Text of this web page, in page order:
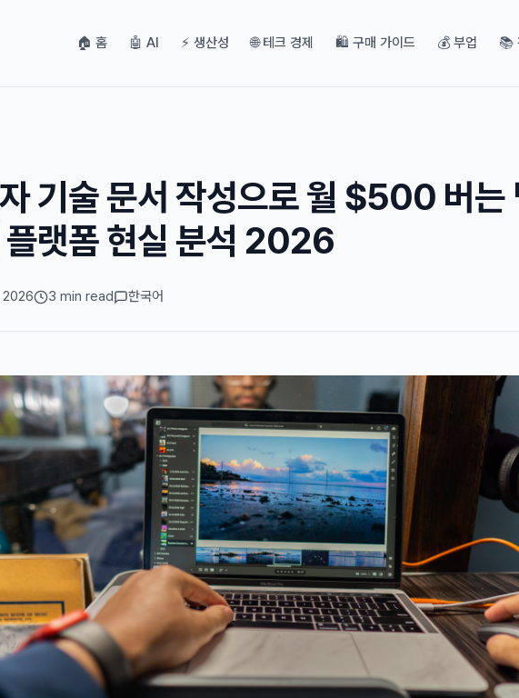
🏠 홈 🤖 AI ⚡ 생산성 🌐 테크 경제 🛍️ 구매 가이드 💰 부업 📚
기술 문서 작성으로 월 $500 버는
플랫폼 현실 분석 2026
2026 3 min read 한국어